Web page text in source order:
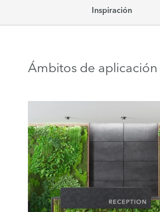
Inspiración
Ámbitos de